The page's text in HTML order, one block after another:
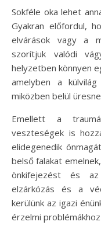
Sokféle oka lehet
Gyakran előfordul,
elvárások vagy a
szorítjuk valódi
helyzetben könnyen
amelyben a külvilág
miközben belül
Emellett a
veszteségek is
elidegenedik
belső falakat
önkifejezést és
elzárkózás és a
kerülünk az igazi
érzelmi